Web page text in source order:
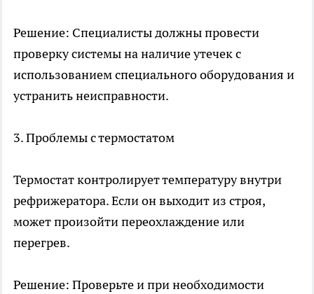
Решение: Специалисты должны провести
проверку системы на наличие утечек с
использованием специального оборудования и
устранить неисправности.
3. Проблемы с термостатом
Термостат контролирует температуру внутри
рефрижератора. Если он выходит из строя,
может произойти переохлаждение или
перегрев.
Решение: Проверьте и при необходимости